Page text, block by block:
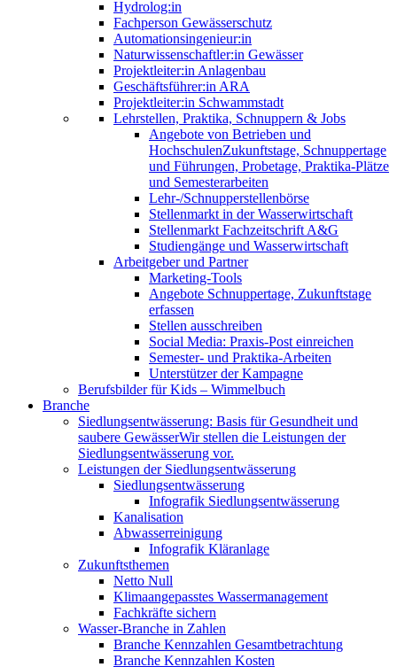
Hydrolog:in
Fachperson Gewässerschutz
Automationsingenieur:in
Naturwissenschaftler:in Gewässer
Projektleiter:in Anlagenbau
Geschäftsführer:in ARA
Projektleiter:in Schwammstadt
Lehrstellen, Praktika, Schnuppern & Jobs
Angebote von Betrieben und
HochschulenZukunftstage, Schnuppertage
und Führungen, Probetage, Praktika-Plätze
und Semesterarbeiten
Lehr-/Schnupperstellenbörse
Stellenmarkt in der Wasserwirtschaft
Stellenmarkt Fachzeitschrift A&G
Studiengänge und Wasserwirtschaft
Arbeitgeber und Partner
Marketing-Tools
Angebote Schnuppertage, Zukunftstage
erfassen
Stellen ausschreiben
Social Media: Praxis-Post einreichen
Semester- und Praktika-Arbeiten
Unterstützer der Kampagne
Berufsbilder für Kids – Wimmelbuch
Branche
Siedlungsentwässerung: Basis für Gesundheit und
saubere GewässerWir stellen die Leistungen der
Siedlungsentwässerung vor.
Leistungen der Siedlungsentwässerung
Siedlungsentwässerung
Infografik Siedlungsentwässerung
Kanalisation
Abwasserreinigung
Infografik Kläranlage
Zukunftsthemen
Netto Null
Klimaangepasstes Wassermanagement
Fachkräfte sichern
Wasser-Branche in Zahlen
Branche Kennzahlen Gesamtbetrachtung
Branche Kennzahlen Kosten